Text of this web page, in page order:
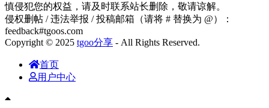
慎侵犯您的权益，请及时联系站长删除，敬请谅解。
侵权删帖 / 违法举报 / 投稿邮箱（请将 # 替换为 @）：
feedback#tgoos.com
Copyright © 2025 tgoo分享 - All Rights Reserved.
首页
用户中心